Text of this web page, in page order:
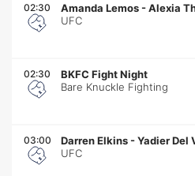
02:30 Amanda Lemos -Alexia
UFC
02:30
BKFC Fight Night
Bare Knuckle Fighting
03:00 Darren Elkins -Yadier Del
UFC